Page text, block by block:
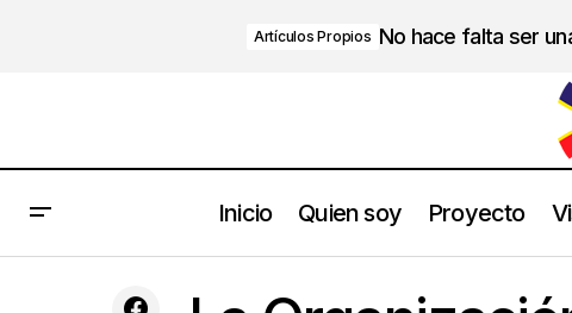
Artículos Propios No hace falta ser
Inicio Quien soy Proyecto
no tener tiempo para nada?